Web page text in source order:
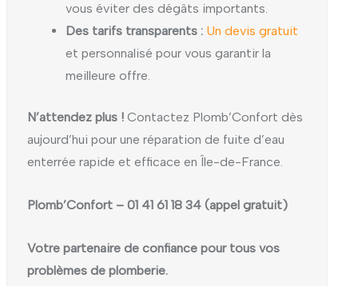
vous éviter des dégâts importants.
Des tarifs transparents : Un devis gratuit
et personnalisé pour vous garantir la
meilleure offre.
N’attendez plus ! Contactez Plomb’Confort dès
aujourd’hui pour une réparation de fuite d’eau
enterrée rapide et efficace en Île-de-France.
Plomb’Confort – 01 41 61 18 34 (appel gratuit)
Votre partenaire de confiance pour tous vos
problèmes de plomberie.